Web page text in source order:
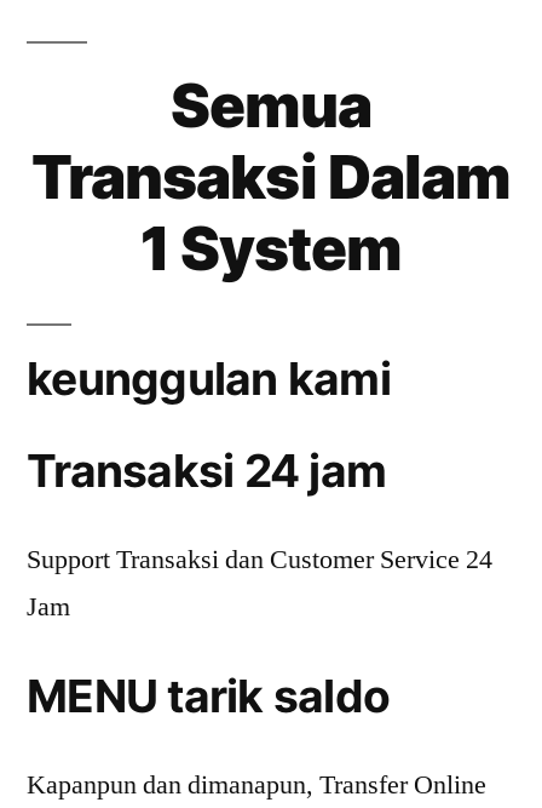
Semua
Transaksi Dalam
1 System
keunggulan kami
Transaksi 24 jam
Support Transaksi dan Customer Service 24
Jam
MENU tarik saldo
Kapanpun dan dimanapun, Transfer Online